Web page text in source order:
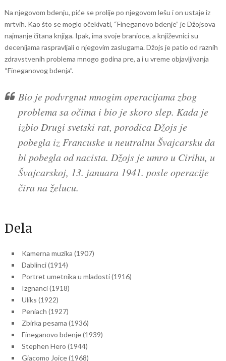
Na njegovom bdenju, piće se prolije po njegovom lešu i on ustaje iz
mrtvih. Kao što se moglo očekivati, “Fineganovo bdenje” je Džojsova
najmanje čitana knjiga. Ipak, ima svoje branioce, a književnici su
decenijama raspravljali o njegovim zaslugama. Džojs je patio od raznih
zdravstvenih problema mnogo godina pre, a i u vreme objavljivanja
“Fineganovog bdenja”.
Bio je podvrgnut mnogim operacijama zbog
problema sa očima i bio je skoro slep. Kada je
izbio Drugi svetski rat, porodica Džojs je
pobegla iz Francuske u neutralnu Švajcarsku da
bi pobegla od nacista. Džojs je umro u Cirihu, u
Švajcarskoj, 13. januara 1941. posle operacije
čira na želucu.
Dela
Kamerna muzika (1907)
Dablinci (1914)
Portret umetnika u mladosti (1916)
Izgnanci (1918)
Uliks (1922)
Peniach (1927)
Zbirka pesama (1936)
Fineganovo bdenje (1939)
Stephen Hero (1944)
Giacomo Joice (1968)